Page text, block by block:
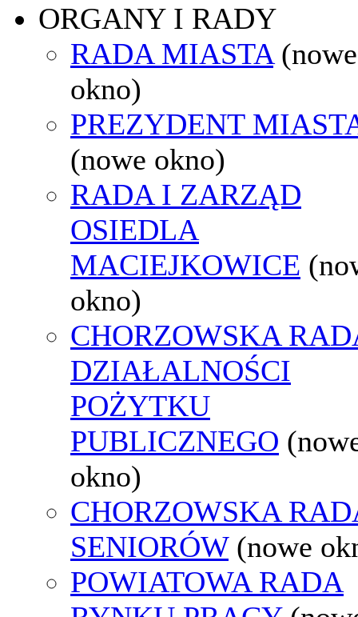
ORGANY I RADY
RADA MIASTA (nowe
okno)
PREZYDENT
(nowe okno)
RADA I ZARZĄD
OSIEDLA
MACIEJKOWICE
okno)
CHORZOWSKA
DZIAŁALNOŚCI
POŻYTKU
PUBLICZNEGO
okno)
CHORZOWSKA
SENIORÓW (nowe
POWIATOWA RADA